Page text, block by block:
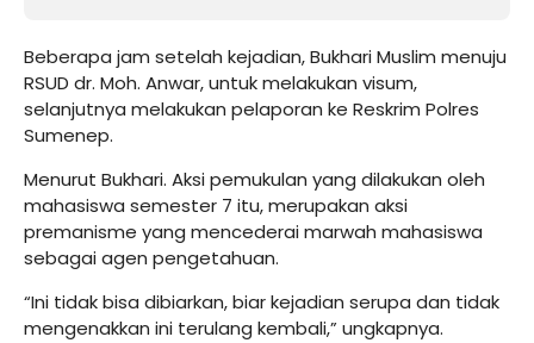
Beberapa jam setelah kejadian, Bukhari Muslim menuju
RSUD dr. Moh. Anwar, untuk melakukan visum,
selanjutnya melakukan pelaporan ke Reskrim Polres
Sumenep.
Menurut Bukhari. Aksi pemukulan yang dilakukan oleh
mahasiswa semester 7 itu, merupakan aksi
premanisme yang mencederai marwah mahasiswa
sebagai agen pengetahuan.
“Ini tidak bisa dibiarkan, biar kejadian serupa dan tidak
mengenakkan ini terulang kembali,” ungkapnya.